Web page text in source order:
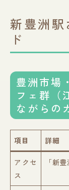
新豊洲駅
ド
豊洲市場
フェ群
ながらの
項目 詳細
アクセ
ス
「新